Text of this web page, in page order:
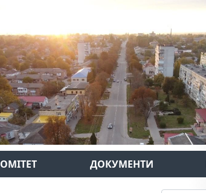
ДОКУМЕНТИ